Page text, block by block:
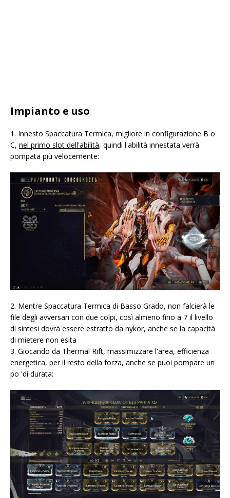
Impianto e uso
1. Innesto Spaccatura Termica, migliore in configurazione B o
C, nel primo slot dell'abilità, quindi l'abilità innestata verrà
pompata più velocemente:
2. Mentre Spaccatura Termica di Basso Grado, non falcierà le
file degli avversari con due colpi, così almeno fino a 7 il livello
di sintesi dovrà essere estratto da nykor, anche se la capacità
di mietere non esita
3. Giocando da Thermal Rift, massimizzare l'area, efficienza
energetica, per il resto della forza, anche se puoi pompare un
po 'di durata: